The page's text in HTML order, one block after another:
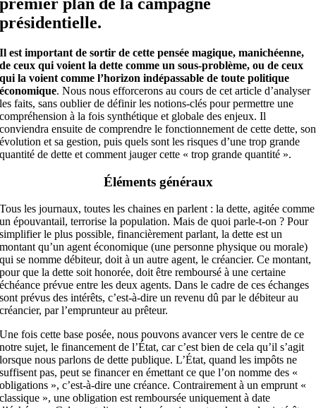
présidentielle.
Il est important de sortir de cette pensée magique, manichéenne,
de ceux qui voient la dette comme un sous-problème, ou de ceux
qui la voient comme l’horizon indépassable de toute politique
économique. Nous nous efforcerons au cours de cet article d’analyser
les faits, sans oublier de définir les notions-clés pour permettre une
compréhension à la fois synthétique et globale des enjeux. Il
conviendra ensuite de comprendre le fonctionnement de cette dette, son
évolution et sa gestion, puis quels sont les risques d’une trop grande
quantité de dette et comment jauger cette « trop grande quantité ».
Éléments généraux
Tous les journaux, toutes les chaines en parlent : la dette, agitée comme
un épouvantail, terrorise la population. Mais de quoi parle-t-on ? Pour
simplifier le plus possible, financièrement parlant, la dette est un
montant qu’un agent économique (une personne physique ou morale)
qui se nomme débiteur, doit à un autre agent, le créancier. Ce montant,
pour que la dette soit honorée, doit être remboursé à une certaine
échéance prévue entre les deux agents. Dans le cadre de ces échanges
sont prévus des intérêts, c’est-à-dire un revenu dû par le débiteur au
créancier, par l’emprunteur au prêteur.
Une fois cette base posée, nous pouvons avancer vers le centre de ce
notre sujet, le financement de l’État, car c’est bien de cela qu’il s’agit
lorsque nous parlons de dette publique. L’État, quand les impôts ne
suffisent pas, peut se financer en émettant ce que l’on nomme des «
obligations », c’est-à-dire une créance. Contrairement à un emprunt «
classique », une obligation est remboursée uniquement à date